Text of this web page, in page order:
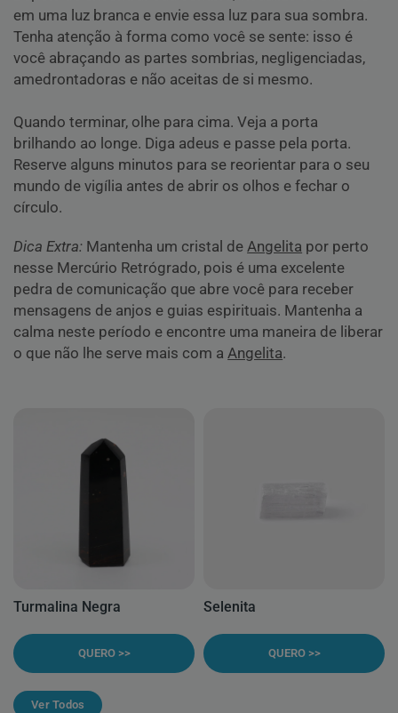
em uma luz branca e envie essa luz para sua sombra.
Tenha atenção à forma como você se sente: isso é
você abraçando as partes sombrias, negligenciadas,
amedrontadoras e não aceitas de si mesmo.
Quando terminar, olhe para cima. Veja a porta
brilhando ao longe. Diga adeus e passe pela porta.
Reserve alguns minutos para se reorientar para o seu
mundo de vigília antes de abrir os olhos e fechar o
círculo.
Dica Extra: Mantenha um cristal deAngelita por perto
nesse Mercúrio Retrógrado, pois é uma excelente
pedra de comunicação que abre você para receber
mensagens de anjos e guias espirituais. Mantenha a
calma neste período e encontre uma maneira de liberar
o que não lhe serve mais com aAngelita.
Turmalina Negra
QUERO >>
Selenita
QUERO >>
Ver Todos